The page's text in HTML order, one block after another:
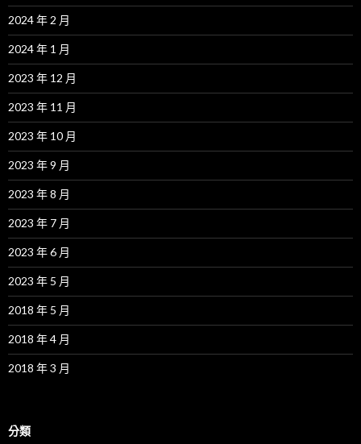
2024 年 2 月
2024 年 1 月
2023 年 12 月
2023 年 11 月
2023 年 10 月
2023 年 9 月
2023 年 8 月
2023 年 7 月
2023 年 6 月
2023 年 5 月
2018 年 5 月
2018 年 4 月
2018 年 3 月
分類